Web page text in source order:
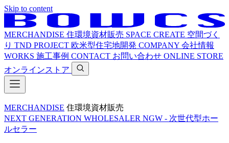
Skip to content
MERCHANDISE 住環境資材販売 SPACE CREATE 空間づく
り TND PROJECT 欧米型住宅地開発 COMPANY 会社情報
WORKS 施工事例 CONTACT お問い合わせ ONLINE STORE
オンラインストア
MERCHANDISE 住環境資材販売
NEXT GENERATION WHOLESALER NGW - 次世代型ホー
ルセラー